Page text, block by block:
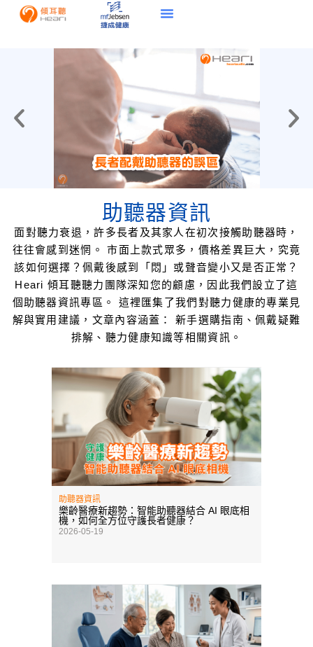
助聽器資訊
面對聽力衰退，許多長者及其家人在初次接觸助聽器時，
往往會感到迷惘。 市面上款式眾多，價格差異巨大，究竟
該如何選擇？佩戴後感到「悶」或聲音變小又是否正常？
Heari 傾耳聽聽力團隊深知您的顧慮，因此我們設立了這
個助聽器資訊專區。 這裡匯集了我們對聽力健康的專業見
解與實用建議，文章內容涵蓋： 新手選購指南、佩戴疑難
排解 、 聽力健康知識等相關資訊。
助聽器資訊
樂齡醫療新趨勢：智能助聽器結合 AI 眼底相
機，如何全方位守護長者健康？
2026-05-19